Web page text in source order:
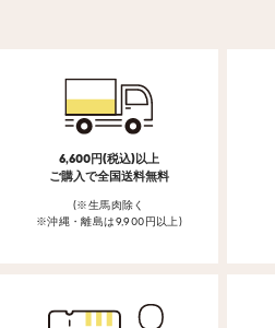
6,600円(税込)以上
ご購入で全国送料無料
(※生馬肉除く
※沖縄・離島は9,900円以上)